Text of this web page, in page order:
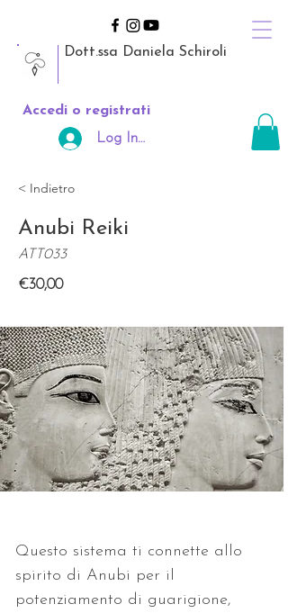
Dott.ssa Daniela Schiroli
Accedi o registrati
Log In Area Riservata
< Indietro
Anubi Reiki
ATT033
€30,00
Questo sistema ti connette allo
spirito di Anubi per il
potenziamento di guarigione,